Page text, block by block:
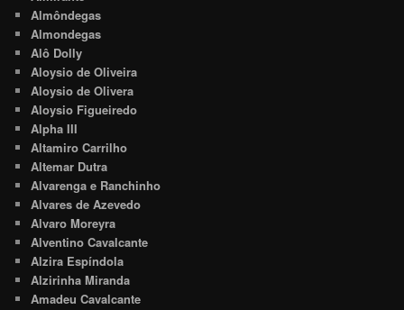
Almôndegas
Almondegas
Alô Dolly
Aloysio de Oliveira
Aloysio de Olivera
Aloysio Figueiredo
Alpha III
Altamiro Carrilho
Altemar Dutra
Alvarenga e Ranchinho
Alvares de Azevedo
Alvaro Moreyra
Alventino Cavalcante
Alzira Espíndola
Alzirinha Miranda
Amadeu Cavalcante